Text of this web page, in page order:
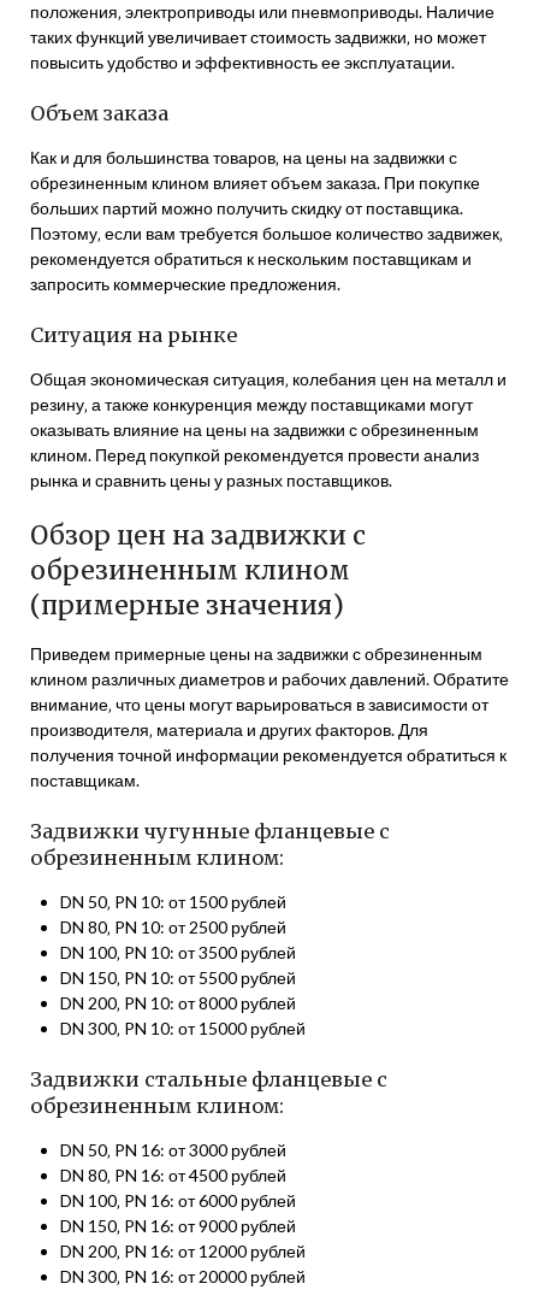
положения‚ электроприводы или пневмоприводы. Наличие
таких функций увеличивает стоимость задвижки‚ но может
повысить удобство и эффективность ее эксплуатации.
Объем заказа
Как и для большинства товаров‚ на цены на задвижки с
обрезиненным клином влияет объем заказа. При покупке
больших партий можно получить скидку от поставщика.
Поэтому‚ если вам требуется большое количество задвижек‚
рекомендуется обратиться к нескольким поставщикам и
запросить коммерческие предложения.
Ситуация на рынке
Общая экономическая ситуация‚ колебания цен на металл и
резину‚ а также конкуренция между поставщиками могут
оказывать влияние на цены на задвижки с обрезиненным
клином. Перед покупкой рекомендуется провести анализ
рынка и сравнить цены у разных поставщиков.
Обзор цен на задвижки с
обрезиненным клином
(примерные значения)
Приведем примерные цены на задвижки с обрезиненным
клином различных диаметров и рабочих давлений. Обратите
внимание‚ что цены могут варьироваться в зависимости от
производителя‚ материала и других факторов. Для
получения точной информации рекомендуется обратиться к
поставщикам.
Задвижки чугунные фланцевые с
обрезиненным клином:
DN 50‚ PN 10: от 1500 рублей
DN 80‚ PN 10: от 2500 рублей
DN 100‚ PN 10: от 3500 рублей
DN 150‚ PN 10: от 5500 рублей
DN 200‚ PN 10: от 8000 рублей
DN 300‚ PN 10: от 15000 рублей
Задвижки стальные фланцевые с
обрезиненным клином:
DN 50‚ PN 16: от 3000 рублей
DN 80‚ PN 16: от 4500 рублей
DN 100‚ PN 16: от 6000 рублей
DN 150‚ PN 16: от 9000 рублей
DN 200‚ PN 16: от 12000 рублей
DN 300‚ PN 16: от 20000 рублей